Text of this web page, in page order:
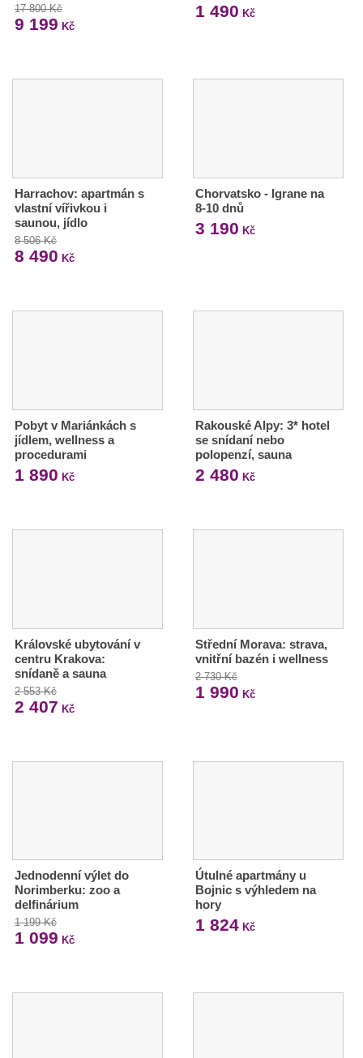
17 800 Kč
9 199 Kč
1 490 Kč
Harrachov: apartmán s
vlastní vířivkou i
saunou, jídlo
8 506 Kč
8 490 Kč
Chorvatsko - Igrane na
8-10 dnů
3 190 Kč
Pobyt v Mariánkách s
jídlem, wellness a
procedurami
1 890 Kč
Rakouské Alpy: 3* hotel
se snídaní nebo
polopenzí, sauna
2 480 Kč
Královské ubytování v
centru Krakova:
snídaně a sauna
2 553 Kč
2 407 Kč
Střední Morava: strava,
vnitřní bazén i wellness
2 730 Kč
1 990 Kč
Jednodenní výlet do
Norimberku: zoo a
delfinárium
1 199 Kč
1 099 Kč
Útulné apartmány u
Bojnic s výhledem na
hory
1 824Kč